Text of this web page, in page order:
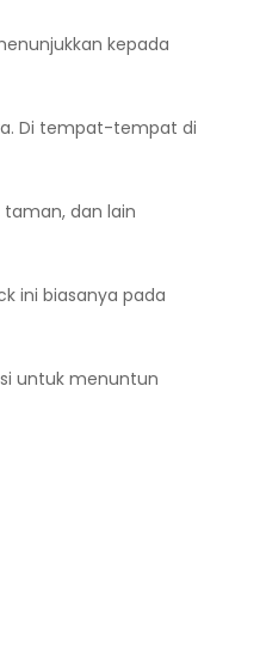
kepada
Di tempat-tempat di
dan lain
ini biasanya pada
untuk menuntun